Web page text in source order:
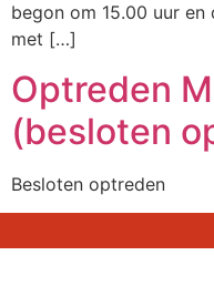
begon om 15.00 uur en
met […]
Optreden
(besloten
Besloten optreden